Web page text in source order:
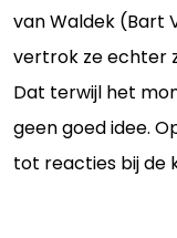
van Waldek (Bart
vertrok ze echter
Dat terwijl het
geen goed idee.
tot reacties bij de